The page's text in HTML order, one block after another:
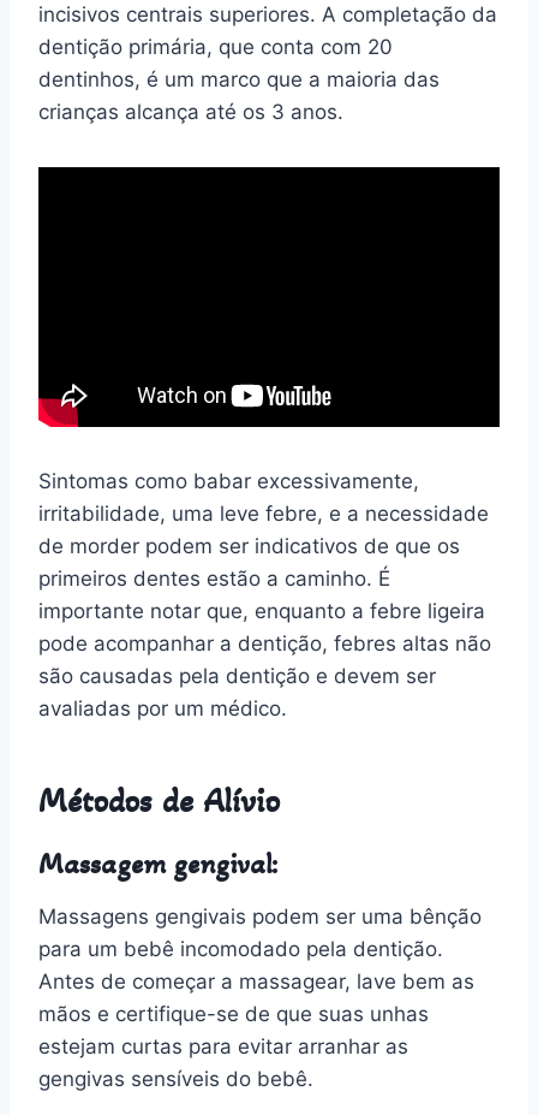
incisivos centrais superiores. A completação da
dentição primária, que conta com 20
dentinhos, é um marco que a maioria das
crianças alcança até os 3 anos.
Sintomas como babar excessivamente,
irritabilidade, uma leve febre, e a necessidade
de morder podem ser indicativos de que os
primeiros dentes estão a caminho. É
importante notar que, enquanto a febre ligeira
pode acompanhar a dentição, febres altas não
são causadas pela dentição e devem ser
avaliadas por um médico.
Métodos de Alívio
Massagem gengival:
Massagens gengivais podem ser uma bênção
para um bebê incomodado pela dentição.
Antes de começar a massagear, lave bem as
mãos e certifique-se de que suas unhas
estejam curtas para evitar arranhar as
gengivas sensíveis do bebê.